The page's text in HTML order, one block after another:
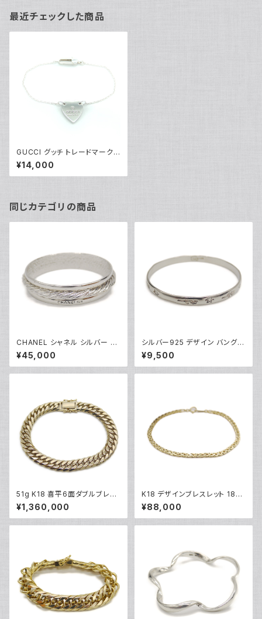
最近チェックした商品
GUCCI グッチ トレードマーク
ハート ペンダント ブレスレット
‎223513 J8400 8106 シルバ
ー925 Y03940
¥14,000
同じカテゴリの商品
CHANEL シャネル シルバー バ
ングル ブレスレット Y03568
¥45,000
シルバー925 デザイン バングル
ブレスレット Y04926
¥9,500
51g K18 喜平6面ダブルブレス
レット 18金 チェーンブレスレッ
ト Y05039
¥1,360,000
K18 デザインブレスレット 18金
チェーンブレスレット Y04933
¥88,000